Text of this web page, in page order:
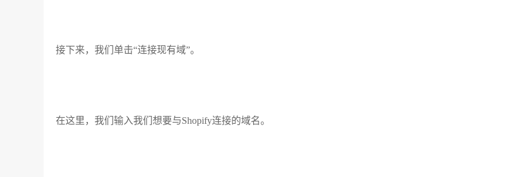
接下来，我们单击“连接现有域”。
在这里，我们输入我们想要与Shopify连接的域名。